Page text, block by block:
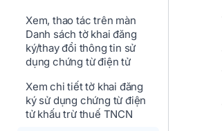
Xem, thao tác trên màn
Danh sách tờ khai đăng
ký/thay đổi thông tin sử
dụng chứng từ điện tử
Xem chi tiết tờ khai đăng
ký sử dụng chứng từ điện
tử khấu trừ thuế TNCN